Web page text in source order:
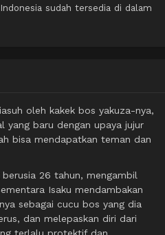
sudah tersedia di dalam
oleh kakek bos yakuza-nya,
baru dengan upaya jujur
bisa mendapatkan teman dan
26 tahun, mengambil
Isaku mendambakan
sebagai cucu bos yang dia
dan melepaskan diri dari